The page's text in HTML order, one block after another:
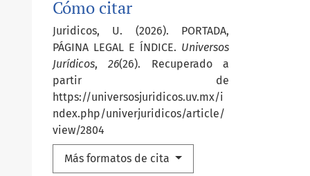
Cómo citar
Juridicos, U. (2026). PORTADA,
PÁGINA LEGAL E ÍNDICE. Universos
Jurídicos,26(26). Recuperado a
partir de
https://universosjuridicos.uv.mx/i
ndex.php/univerjuridicos/article/
view/2804
Más formatos de cita